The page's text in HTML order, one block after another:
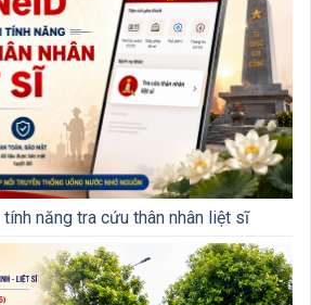
năng tra cứu thân nhân liệt sĩ